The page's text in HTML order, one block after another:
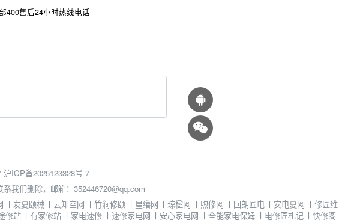
400售后24小时热线电话
沪ICP备2025123328号-7
我们删除，邮箱：352446720@qq.com
丨 友夏颐械 丨云知空网 丨 竹涧修颐 丨 星缮网 丨琼楹网 丨 煦修网 丨 回朗匠电 丨 安电夏网 丨 修匠维
修站 丨 有家修站 丨 家电速修 丨 速修家电网 丨 安心家电网 丨 全能家电保姆 丨 电修匠札记 丨快修阁